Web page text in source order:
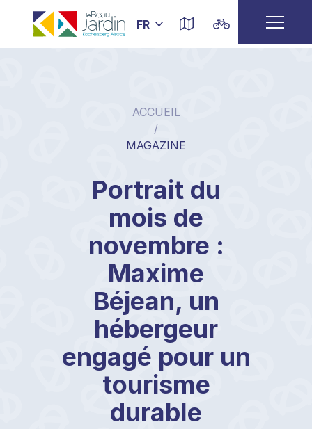
ACCUEIL
/
MAGAZINE
Portrait du
mois de
novembre :
Maxime
Béjean, un
hébergeur
engagé pour un
tourisme
durable